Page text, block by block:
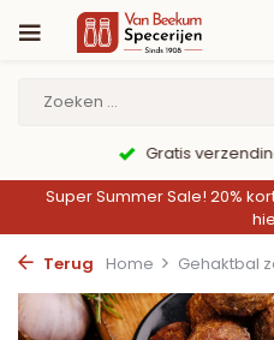
9,6/10
Super Summer Sale! 20%
Terug
Home Gehaktbal